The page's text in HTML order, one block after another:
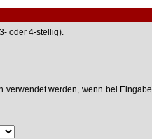
oder 4-stellig).
verwendet werden, wenn bei Eingabe